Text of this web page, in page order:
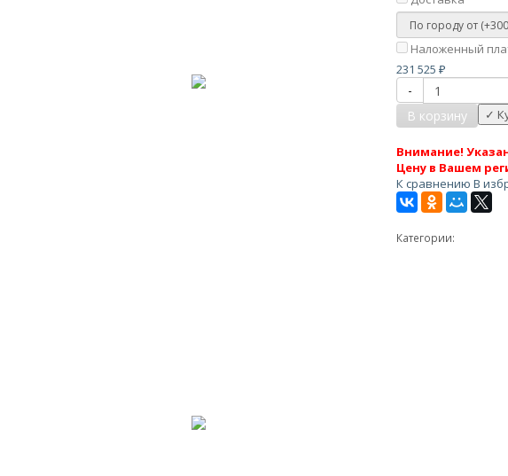
Наложенный
231 525₽
-
В корзину
Внимание!
Цену в Вашем
К сравнению В
Категории: